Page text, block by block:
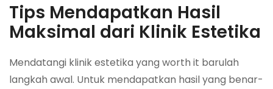
Tips Mendapatkan Hasil
Maksimal dari Klinik Estetika
Mendatangi klinik estetika yang worth it barulah
langkah awal. Untuk mendapatkan hasil yang benar-